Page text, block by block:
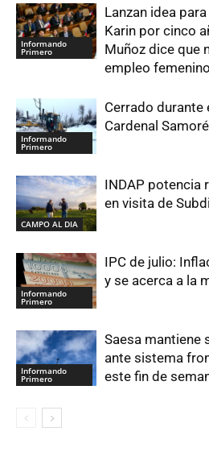
Informando
Primero
Lanzan idea
Karin por cinco
Muñoz dice que
empleo femenino
Informando
Primero
Cerrado durante
Cardenal Samoré
CAMPO AL DIA
INDAP potencia
en visita de
Informando
Primero
IPC de julio:
y se acerca a la
Informando
Primero
Saesa mantiene
ante sistema
este fin de